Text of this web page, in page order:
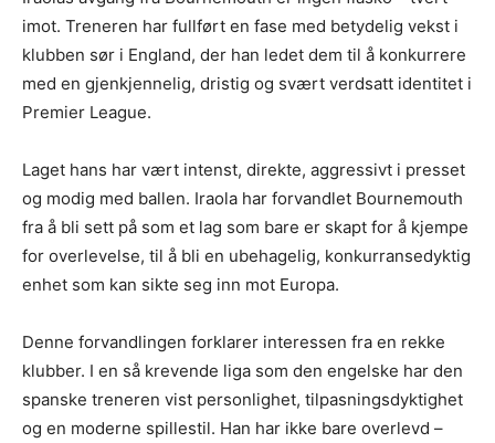
imot. Treneren har fullført en fase med betydelig vekst i
klubben sør i England, der han ledet dem til å konkurrere
med en gjenkjennelig, dristig og svært verdsatt identitet i
Premier League.
Laget hans har vært intenst, direkte, aggressivt i presset
og modig med ballen. Iraola har forvandlet Bournemouth
fra å bli sett på som et lag som bare er skapt for å kjempe
for overlevelse, til å bli en ubehagelig, konkurransedyktig
enhet som kan sikte seg inn mot Europa.
Denne forvandlingen forklarer interessen fra en rekke
klubber. I en så krevende liga som den engelske har den
spanske treneren vist personlighet, tilpasningsdyktighet
og en moderne spillestil. Han har ikke bare overlevd –